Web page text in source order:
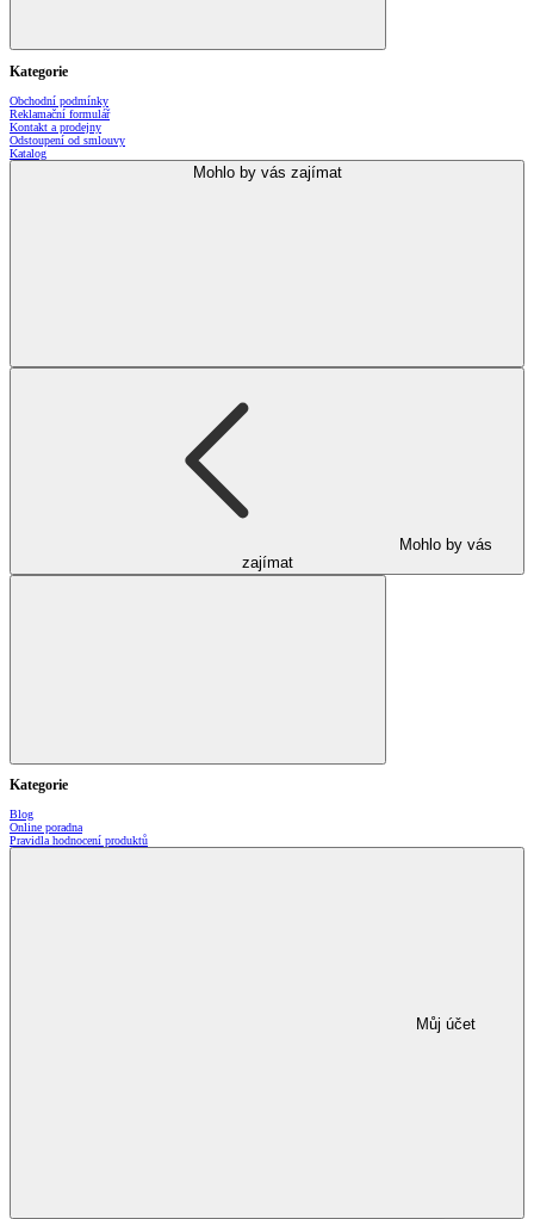
Kategorie
Obchodní podmínky
Reklamační formulář
Kontakt a prodejny
Odstoupení od smlouvy
Katalog
Mohlo by vás zajímat
Mohlo by vás
zajímat
Kategorie
Blog
Online poradna
Pravidla hodnocení produktů
Můj účet